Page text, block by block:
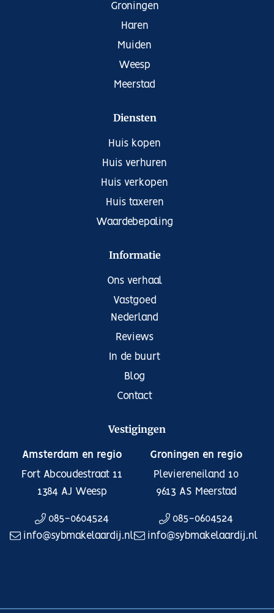
Groningen
Haren
Muiden
Weesp
Meerstad
Diensten
Huis kopen
Huis verhuren
Huis verkopen
Huis taxeren
Waardebepaling
Informatie
Ons verhaal
Vastgoed
Nederland
Reviews
In de buurt
Blog
Contact
Vestigingen
Amsterdam en regio
Fort Abcoudestraat 11
1384 AJ Weesp
085-0604524
info@sybmakelaardij.nl
Groningen en regio
Pleviereneiland 10
9613 AS Meerstad
085-0604524
info@sybmakelaardij.nl